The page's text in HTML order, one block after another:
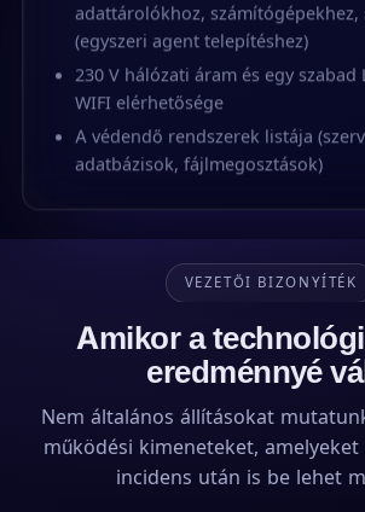
adattárolókhoz, számítógépekhez,
(egyszeri agent telepítéshez)
230 V hálózati áram és egy szabad
WIFI elérhetősége
A védendő rendszerek listája
adatbázisok, fájlmegosztások)
VEZETŐI BIZONYÍTÉK
Amikor a
eredménnyé
Nem általános állításokat
működési kimeneteket,
incidens után is be lehet